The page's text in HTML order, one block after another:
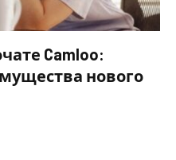
Camloo:
нового